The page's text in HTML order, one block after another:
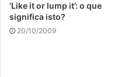
‘Like it or lump it’: o que
significa isto?
20/10/2009